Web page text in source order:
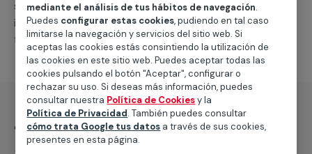
suministro de los materiales necesarios, las
intervenciones a realizar, o la mano de obra que hará
falta para completar tu proyecto.
¿Qué incluye?
mediante el análisis de tus hábitos de navegación.
Puedes configurar estas cookies, pudiendo en tal caso
limitarse la navegación y servicios del sitio web. Si
aceptas las cookies estás consintiendo la utilización de
las cookies en este sitio web. Puedes aceptar todas las
cookies pulsando el botón "Aceptar", configurar o
rechazar su uso. Si deseas más información, puedes
consultar nuestra Política de Cookiesy la
Política de Privacidad. También puedes consultar
cómo trata Google tus datos a través de sus cookies,
presentes en esta página.